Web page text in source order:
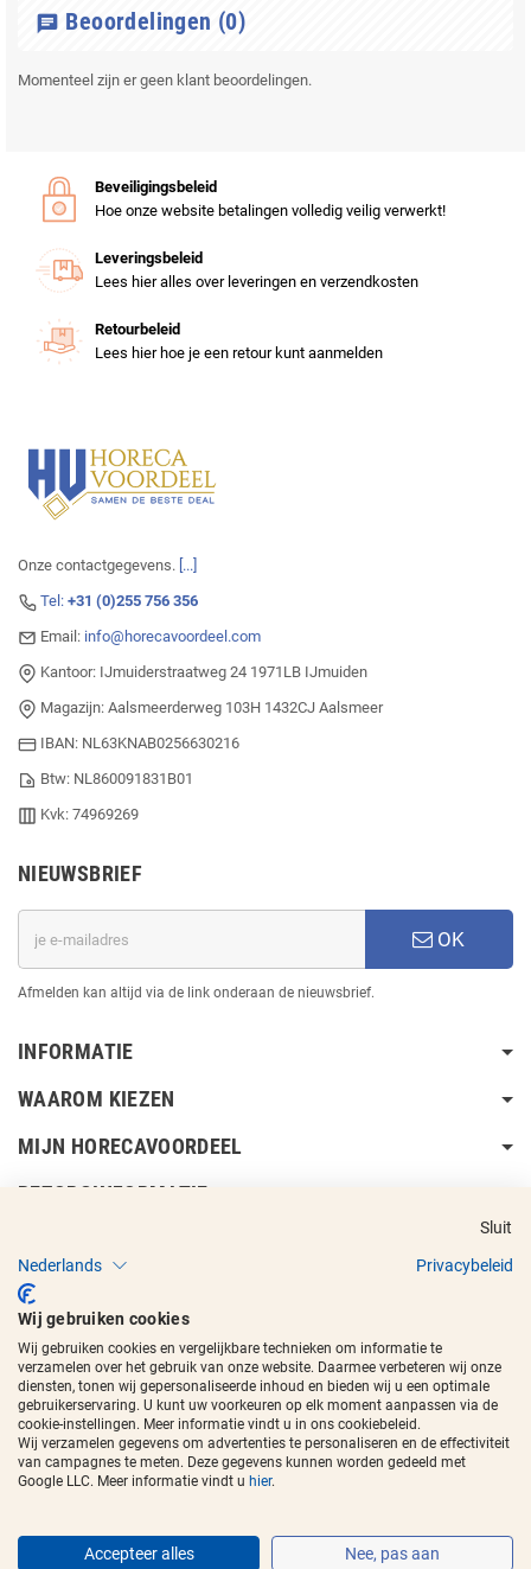
chat Beoordelingen (0)
Momenteel zijn er geen klant beoordelingen.
Beveiligingsbeleid
Hoe onze website betalingen volledig veilig verwerkt!
Leveringsbeleid
Lees hier alles over leveringen en verzendkosten
Retourbeleid
Lees hier hoe je een retour kunt aanmelden
Onze contactgegevens. [...]
Tel: +31 (0)255 756 356
Email: info@horecavoordeel.com
Kantoor: IJmuiderstraatweg 24 1971LB IJmuiden
Magazijn: Aalsmeerderweg 103H 1432CJ Aalsmeer
IBAN: NL63KNAB0256630216
Btw: NL860091831B01
Kvk: 74969269
NIEUWSBRIEF
OK
Afmelden kan altijd via de link onderaan de nieuwsbrief.
INFORMATIE
WAAROM KIEZEN
MIJN HORECAVOORDEEL
BEZORGINFORMATIE
Copyright © 2017 - 2026 Horecavoordeelen de beeldmerken zijn
geregistreerde handelsmerken.
Sluit
Nederlands
Privacybeleid
Wij gebruiken cookies
Wij gebruiken cookies en vergelijkbare technieken om informatie te
verzamelen over het gebruik van onze website. Daarmee verbeteren wij onze
diensten, tonen wij gepersonaliseerde inhoud en bieden wij u een optimale
gebruikerservaring. U kunt uw voorkeuren op elk moment aanpassen via de
cookie-instellingen. Meer informatie vindt u in ons cookiebeleid.
Wij verzamelen gegevens om advertenties te personaliseren en de effectiviteit
van campagnes te meten. Deze gegevens kunnen worden gedeeld met
Google LLC. Meer informatie vindt u hier.
Accepteer alles Nee, pas aan